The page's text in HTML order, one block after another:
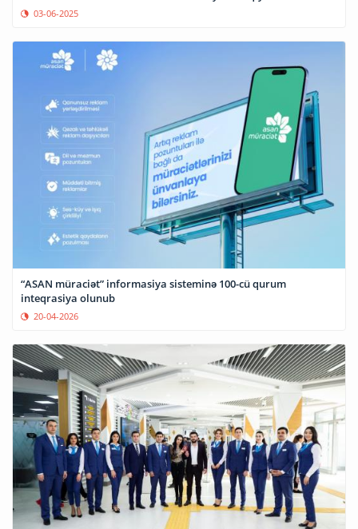
03-06-2025
“ASAN müraciət” informasiya sisteminə 100-cü qurum
inteqrasiya olunub
20-04-2026